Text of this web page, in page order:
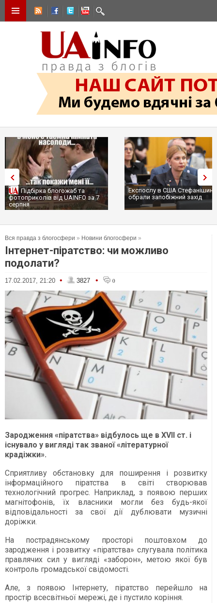
Експослу в США Стефанішиній
обрали запобіжний захід
Трамп не передасть Україні
сотні ракет до Patriot, бо у
Вся правда з блогосфери » Новини блогосфери »
Інтернет-піратство: чи можливо
подолати?
17.02.2017, 21:20 • 3827 • 0
Зародження «піратства» відбулось ще в ХVІІ ст. і
існувало у вигляді так званої «літературної
крадіжки».
Сприятливу обстановку для поширення і розвитку
інформаційного піратства в світі створював
технологічний прогрес. Наприклад, з появою перших
магнітофонів, їх власники могли без будь-якої
відповідальності за свої дії дублювати музичні
доріжки.
На пострадянському просторі поштовхом до
зародження і розвитку «піратства» слугувала політика
правлячих сил у вигляді «заборон», метою якої був
контроль громадської свідомості.
Але, з появою Інтернету, піратство перейшло на
простір всесвітньої мережі, де і пустило коріння.